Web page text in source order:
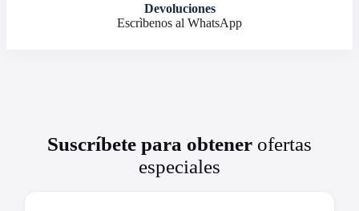
Devoluciones
Escrìbenos al WhatsApp
Suscríbete para obtener ofertas
especiales